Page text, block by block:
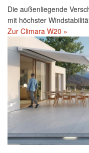
Die außenliegende
mit höchster
Zur Climara W20 »